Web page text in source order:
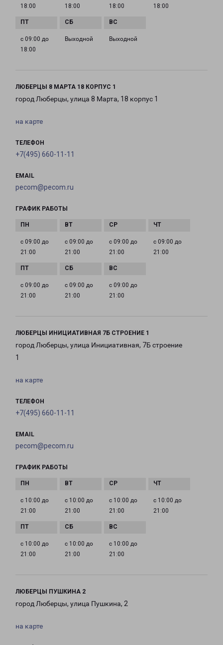
18:00
18:00
18:00
18:00
с 09:00 до
18:00
Выходной Выходной
ЛЮБЕРЦЫ 8 МАРТА 18 КОРПУС 1
город Люберцы, улица 8 Марта, 18 корпус 1
на карте
ТЕЛЕФОН
+7(495) 660-11-11
EMAIL
pecom@pecom.ru
ГРАФИК РАБОТЫ
с 09:00 до
21:00
с 09:00 до
21:00
с 09:00 до
21:00
с 09:00 до
21:00
с 09:00 до
21:00
с 09:00 до
21:00
с 09:00 до
21:00
ЛЮБЕРЦЫ ИНИЦИАТИВНАЯ 7Б СТРОЕНИЕ 1
город Люберцы, улица Инициативная, 7Б строение
1
на карте
ТЕЛЕФОН
+7(495) 660-11-11
EMAIL
pecom@pecom.ru
ГРАФИК РАБОТЫ
с 10:00 до
21:00
с 10:00 до
21:00
с 10:00 до
21:00
с 10:00 до
21:00
с 10:00 до
21:00
с 10:00 до
21:00
с 10:00 до
21:00
ЛЮБЕРЦЫ ПУШКИНА 2
город Люберцы, улица Пушкина, 2
на карте